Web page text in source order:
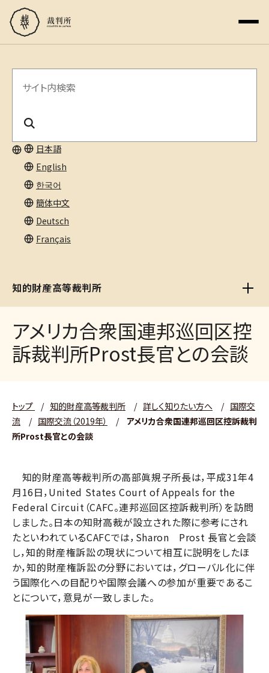
日本語
English
한국어
簡体中文
Deutsch
Français
サ
内
検
索
知的財産高等裁判所
アメリカ合衆国連邦巡回区控
訴裁判所Prost長官との会談
トップ / 知的財産高等裁判所 / 詳しく知りたい方へ / 国際交
流
/ 国際交流（2019年） /
アメリカ合衆国連邦巡回区控訴裁判
所Prost長官との会談
知的財産高等裁判所の高部眞規子所長は，平成31年4
月16日，United States Court of Appeals for the
Federal Circuit（CAFC。連邦巡回区控訴裁判所）を訪問
しました。日本の知財高裁が設立された際に参考にされ
たといわれているCAFCでは，Sharon Prost 長官と会談
し，知的財産権訴訟の現状について相互に説明をしたほ
か，知的財産権訴訟の分野においては，グローバル化に伴
う国際化への目配りや国際会議への参加が重要であるこ
とについて，意見が一致しました。